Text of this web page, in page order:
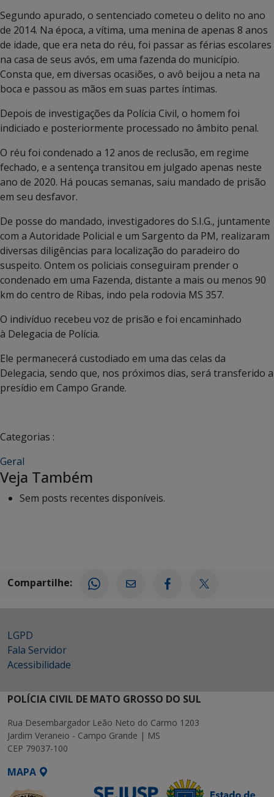
Segundo apurado, o sentenciado cometeu o delito no ano
de 2014. Na época, a vítima, uma menina de apenas 8 anos
de idade, que era neta do réu, foi passar as férias escolares
na casa de seus avós, em uma fazenda do município.
Consta que, em diversas ocasiões, o avô beijou a neta na
boca e passou as mãos em suas partes íntimas.
Depois de investigações da Polícia Civil, o homem foi
indiciado e posteriormente processado no âmbito penal.
O réu foi condenado a 12 anos de reclusão, em regime
fechado, e a sentença transitou em julgado apenas neste
ano de 2020. Há poucas semanas, saiu mandado de prisão
em seu desfavor.
De posse do mandado, investigadores do S.I.G., juntamente
com a Autoridade Policial e um Sargento da PM, realizaram
diversas diligências para localização do paradeiro do
suspeito. Ontem os policiais conseguiram prender o
condenado em uma Fazenda, distante a mais ou menos 90
km do centro de Ribas, indo pela rodovia MS 357.
O indivíduo recebeu voz de prisão e foi encaminhado
à Delegacia de Polícia.
Ele permanecerá custodiado em uma das celas da
Delegacia, sendo que, nos próximos dias, será transferido a
presídio em Campo Grande.
Categorias :
Geral
Veja Também
Sem posts recentes disponíveis.
Compartilhe:
LGPD
Fala Servidor
Acessibilidade
POLÍCIA CIVIL DE MATO GROSSO DO SUL
Rua Desembargador Leão Neto do Carmo 1203
Jardim Veraneio - Campo Grande | MS
CEP 79037-100
MAPA